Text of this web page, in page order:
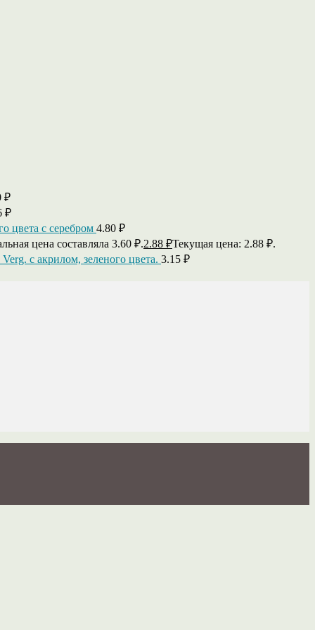
₽
₽
цвета с серебром 4.80 ₽
цена составляла 3.60 ₽.2.88 ₽Текущая цена: 2.88 ₽.
с акрилом, зеленого цвета. 3.15 ₽